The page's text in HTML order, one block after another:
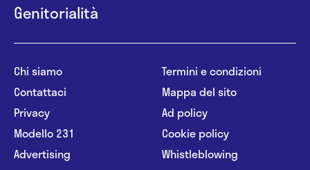
Genitorialità
Chi siamo
Contattaci
Privacy
Modello 231
Advertising
Termini e condizioni
Mappa del sito
Ad policy
Cookie policy
Whistleblowing